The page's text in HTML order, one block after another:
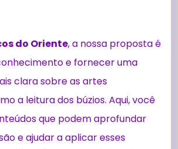
do Oriente, a nossa proposta é
e fornecer uma
clara sobre as artes
a leitura dos búzios. Aqui, você
que podem aprofundar
e ajudar a aplicar esses